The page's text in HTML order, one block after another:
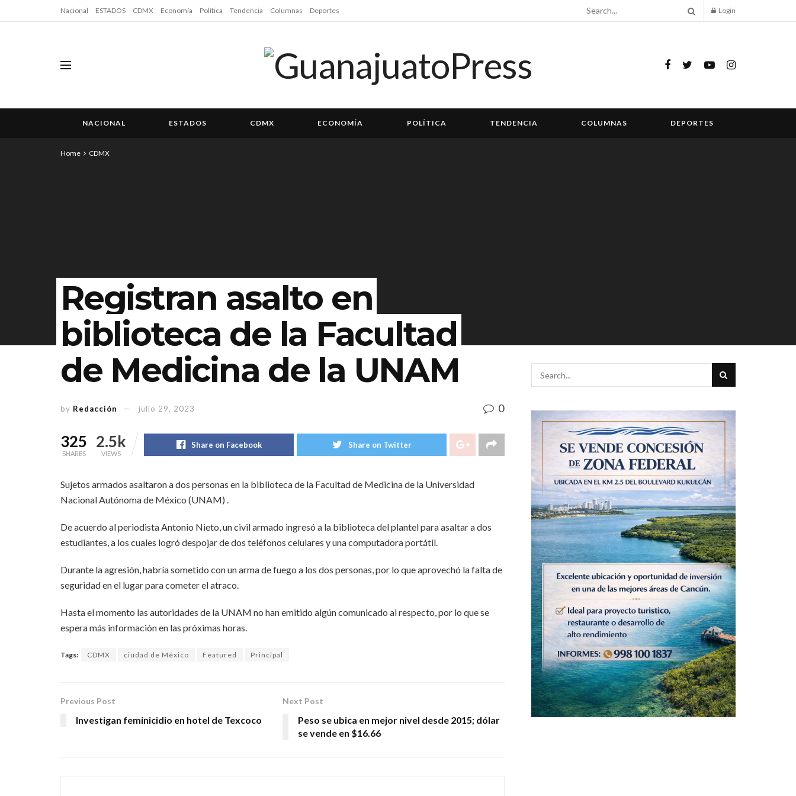
Nacional ESTADOS CDMX Economía Política Tendencia Columnas Deportes Login
NACIONAL ESTADOS CDMX ECONOMÍA POLÍTICA TENDENCIA COLUMNAS DEPORTES
Home CDMX
Registran asalto en
biblioteca de la Facultad
de Medicina de la UNAM
by Redacción julio 29, 2023 0
325
SHARES
2.5k
VIEWS
Share on Facebook Share on Twitter
Sujetos armados asaltaron a dos personas en la biblioteca de la Facultad de Medicina de la Universidad
Nacional Autónoma de México (UNAM) .
De acuerdo al periodista Antonio Nieto, un civil armado ingresó a la biblioteca del plantel para asaltar a dos
estudiantes, a los cuales logró despojar de dos teléfonos celulares y una computadora portátil.
Durante la agresión, habría sometido con un arma de fuego a los dos personas, por lo que aprovechó la falta de
seguridad en el lugar para cometer el atraco.
Hasta el momento las autoridades de la UNAM no han emitido algún comunicado al respecto, por lo que se
espera más información en las próximas horas.
Tags: CDMX ciudad de México Featured Principal
Previous Post
Investigan feminicidio en hotel de Texcoco
Next Post
Peso se ubica en mejor nivel desde 2015; dólar
se vende en $16.66